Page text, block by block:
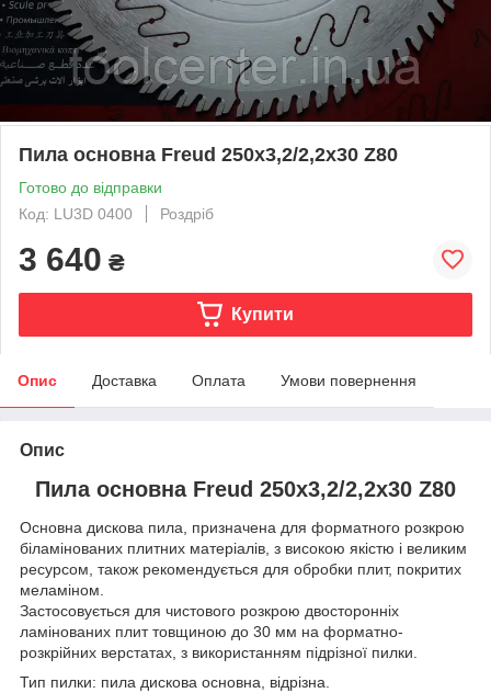
Пила основна Freud 250х3,2/2,2х30 Z80
Готово до відправки
Код: LU3D 0400
Роздріб
3 640 ₴
Купити
Опис Доставка Оплата Умови повернення
Опис
Пила основна Freud 250х3,2/2,2х30 Z80
Основна дискова пила, призначена для форматного розкрою
біламінованих плитних матеріалів, з високою якістю і великим
ресурсом, також рекомендується для обробки плит, покритих
меламіном.
Застосовується для чистового розкрою двосторонніх
ламінованих плит товщиною до 30 мм на форматно-
розкрійних верстатах, з використанням підрізної пилки.
Тип пилки: пила дискова основна, відрізна.